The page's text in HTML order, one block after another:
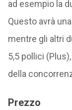
ad esempio la
Questo avrà
mentre gli altri
5,5 pollici
della
Prezzo